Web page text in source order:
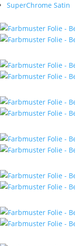
SuperChrome Satin